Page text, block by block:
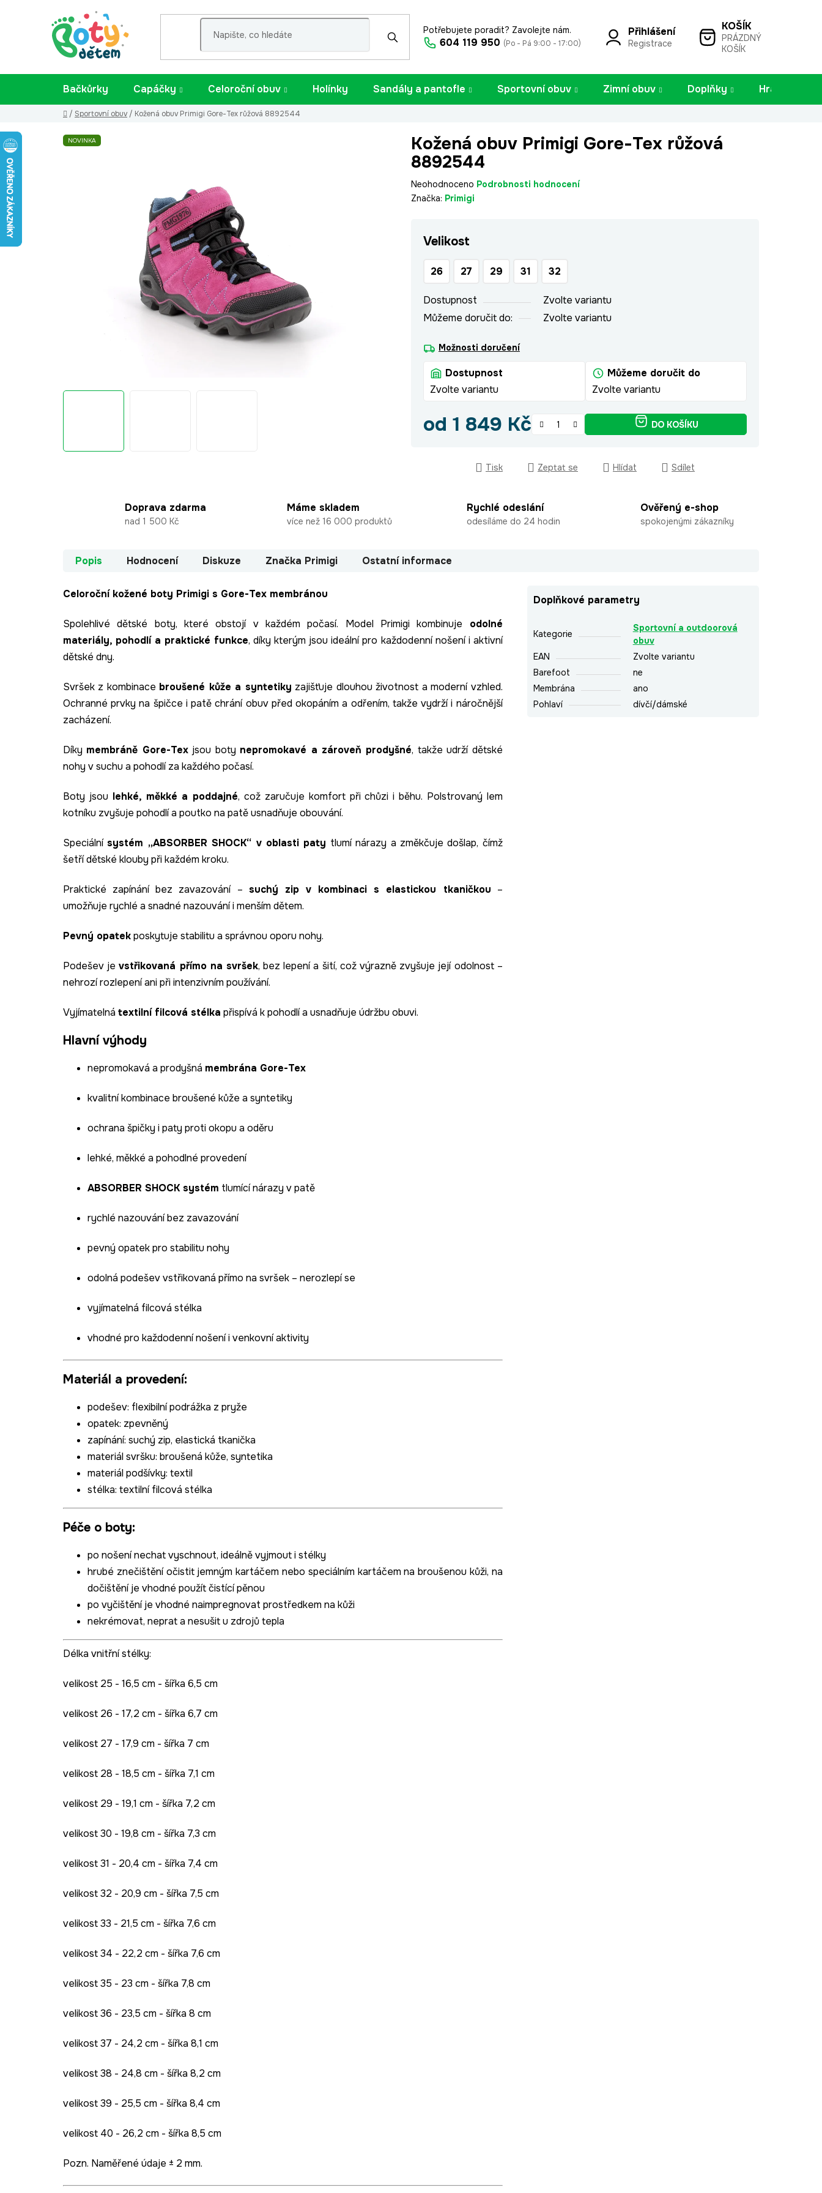
Potřebujete poradit? Zavolejte nám.
604 119 950 (Po - Pá 9:00 - 17:00)
Přihlášení
Registrace
NÁKUPNÍ
KOŠÍK
PRÁZDNÝ
KOŠÍK
Bačkůrky Capáčky Celoroční obuv Holínky Sandály a pantofle Sportovní obuv Zimní obuv Doplňky Hračky
Domů
/ Sportovní obuv / Kožená obuv Primigi Gore-Tex růžová 8892544
Kožená obuv Primigi Gore-Tex růžová
8892544
Průměrné
hodnocení
0,0
Neohodnoceno Podrobnosti hodnocení
Značka: Primigi
Velikost
26 27 29 31 32
Dostupnost
Zvolte variantu
Můžeme doručit do:
Zvolte variantu
Možnosti doručení
Dostupnost
Zvolte variantu
Můžeme doručit do
Zvolte variantu
od 1 849 Kč DO KOŠÍKU
Tisk Zeptat se Hlídat Sdílet
NOVINKA
Doprava zdarma
nad 1 500 Kč
Máme skladem
více než 16 000 produktů
Rychlé odeslání
odesíláme do 24 hodin
Ověřený e-shop
spokojenými zákazníky
Popis Hodnocení Diskuze Značka Primigi Ostatní informace
Celoroční kožené boty Primigi s Gore-Tex membránou
Spolehlivé dětské boty, které obstojí v každém počasí. Model Primigi kombinuje odolné
materiály, pohodlí a praktické funkce, díky kterým jsou ideální pro každodenní nošení i aktivní
dětské dny.
Svršek z kombinace broušené kůže a syntetiky zajišťuje dlouhou životnost a moderní vzhled.
Ochranné prvky na špičce i patě chrání obuv před okopáním a odřením, takže vydrží i náročnější
zacházení.
Díky membráně Gore-Texjsou boty nepromokavé a zároveň prodyšné, takže udrží dětské
nohy v suchu a pohodlí za každého počasí.
Boty jsou lehké, měkké a poddajné, což zaručuje komfort při chůzi i běhu. Polstrovaný lem
kotníku zvyšuje pohodlí a poutko na patě usnadňuje obouvání.
Speciálnísystém „ABSORBER SHOCK“ v oblasti paty tlumí nárazy a změkčuje došlap, čímž
šetří dětské klouby při každém kroku.
Praktické zapínání bez zavazování – suchý zip v kombinaci s elastickou tkaničkou –
umožňuje rychlé a snadné nazouvání i menším dětem.
Pevný opatekposkytuje stabilitu a správnou oporu nohy.
Podešev jevstřikovaná přímo na svršek, bez lepení a šití, což výrazně zvyšuje její odolnost –
nehrozí rozlepení ani při intenzivním používání.
Vyjímatelná textilní filcová stélka přispívá k pohodlí a usnadňuje údržbu obuvi.
Hlavní výhody
nepromokavá a prodyšná membrána Gore-Tex
kvalitní kombinace broušené kůže a syntetiky
ochrana špičky i paty proti okopu a oděru
lehké, měkké a pohodlné provedení
ABSORBER SHOCK systém tlumící nárazy v patě
rychlé nazouvání bez zavazování
pevný opatek pro stabilitu nohy
odolná podešev vstřikovaná přímo na svršek – nerozlepí se
vyjímatelná filcová stélka
vhodné pro každodenní nošení i venkovní aktivity
Materiál a provedení:
podešev: flexibilní podrážka z pryže
opatek: zpevněný
zapínání: suchý zip, elastická tkanička
materiál svršku: broušená kůže, syntetika
materiál podšívky: textil
stélka: textilní filcová stélka
Péče o boty:
po nošení nechat vyschnout, ideálně vyjmout i stélky
hrubé znečištění očistit jemným kartáčem nebo speciálním kartáčem na broušenou kůži, na
dočištění je vhodné použít čistící pěnou
po vyčištění je vhodné naimpregnovat prostředkem na kůži
nekrémovat, neprat a nesušit u zdrojů tepla
Délka vnitřní stélky:
velikost 25 - 16,5 cm - šířka 6,5 cm
velikost 26 - 17,2 cm - šířka 6,7 cm
velikost 27 - 17,9 cm - šířka 7 cm
velikost 28 - 18,5 cm - šířka 7,1 cm
velikost 29 - 19,1 cm - šířka 7,2 cm
velikost 30 - 19,8 cm - šířka 7,3 cm
velikost 31 - 20,4 cm - šířka 7,4 cm
velikost 32 - 20,9 cm - šířka 7,5 cm
velikost 33 - 21,5 cm - šířka 7,6 cm
velikost 34 - 22,2 cm - šířka 7,6 cm
velikost 35 - 23 cm - šířka 7,8 cm
velikost 36 - 23,5 cm - šířka 8 cm
velikost 37 - 24,2 cm - šířka 8,1 cm
velikost 38 - 24,8 cm - šířka 8,2 cm
velikost 39 - 25,5 cm - šířka 8,4 cm
velikost 40 - 26,2 cm - šířka 8,5 cm
Pozn. Naměřené údaje ± 2 mm.
Doplňkové parametry
Kategorie
Sportovní a outdoorová
obuv
EAN
Zvolte variantu
Barefoot
ne
Membrána
ano
Pohlaví
dívčí/dámské